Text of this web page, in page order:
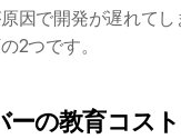
因で開発が遅れてし
2つです。
ーの教育コス